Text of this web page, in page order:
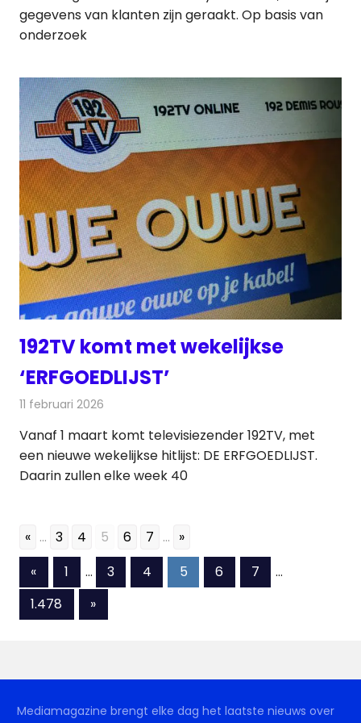
gegevens van klanten zijn geraakt. Op basis van
onderzoek
192TV komt met wekelijkse
‘ERFGOEDLIJST’
11 februari 2026
Vanaf 1 maart komt televisiezender 192TV, met
een nieuwe wekelijkse hitlijst: DE ERFGOEDLIJST.
Daarin zullen elke week 40
« ... 3 4 5 6 7 ... »
Berichten
paginering
«Vorige
berichten
1 … 3 4 5 6 7
…
1.478
Volgende
berichten
»
Mediamagazine brengt elke dag het laatste nieuws over